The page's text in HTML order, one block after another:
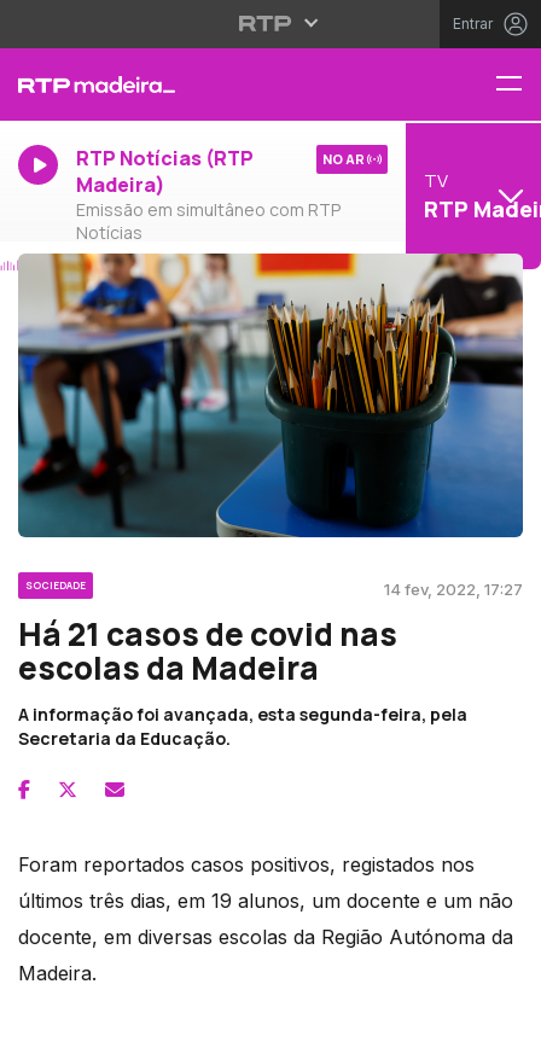
Entrar
RTP Notícias (RTP
Madeira)
Emissão em simultâneo com RTP
Notícias
NO AR
TV
RTP
SOCIEDADE 14 fev, 2022, 17:27
Há 21 casos de covid nas
escolas da Madeira
A informação foi avançada, esta segunda-feira, pela
Secretaria da Educação.
Foram reportados casos positivos, registados nos
últimos três dias, em 19 alunos, um docente e um não
docente, em diversas escolas da Região Autónoma da
Madeira.